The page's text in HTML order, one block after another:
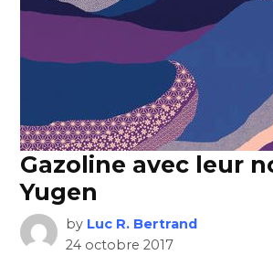
Gazoline avec leur
Yugen
by Luc R. Bertrand
24 octobre 2017